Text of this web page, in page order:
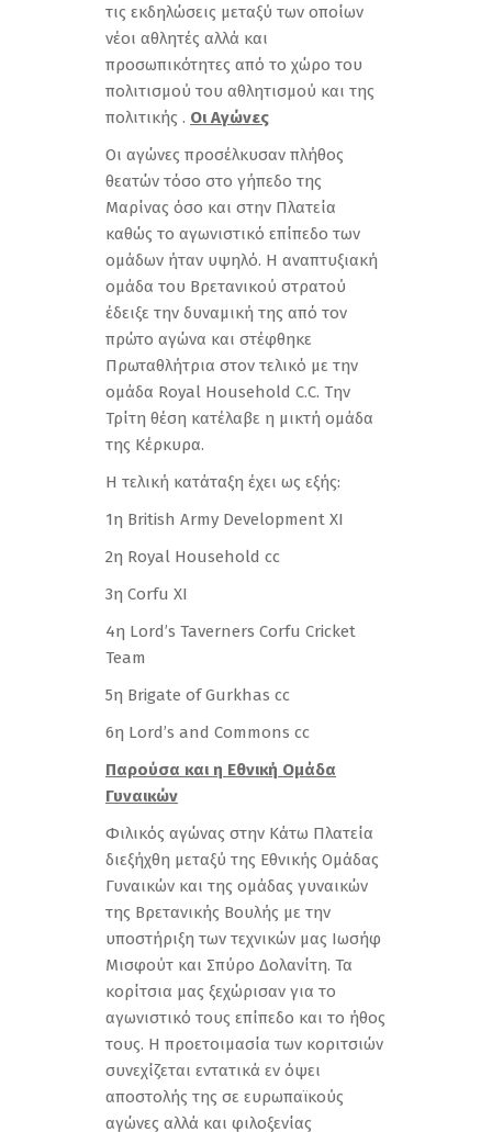
τις εκδηλώσεις μεταξύ των οποίων
νέοι αθλητές αλλά και
προσωπικότητες από το χώρο του
πολιτισμού του αθλητισμού και της
πολιτικής . Οι Αγώνες
Οι αγώνες προσέλκυσαν πλήθος
θεατών τόσο στο γήπεδο της
Μαρίνας όσο και στην Πλατεία
καθώς το αγωνιστικό επίπεδο των
ομάδων ήταν υψηλό. Η αναπτυξιακή
ομάδα του Βρετανικού στρατού
έδειξε την δυναμική της από τον
πρώτο αγώνα και στέφθηκε
Πρωταθλήτρια στον τελικό με την
ομάδα Royal Household C.C. Tην
Τρίτη θέση κατέλαβε η μικτή ομάδα
της Κέρκυρα.
Η τελική κατάταξη έχει ως εξής:
1η British Army Development XI
2η Royal Household cc
3η Corfu XI
4η Lord’s Taverners Corfu Cricket
Team
5η Brigate of Gurkhas cc
6η Lord’s and Commons cc
Παρούσα και η Εθνική Ομάδα
Γυναικών
Φιλικός αγώνας στην Κάτω Πλατεία
διεξήχθη μεταξύ της Εθνικής Ομάδας
Γυναικών και της ομάδας γυναικών
της Βρετανικής Βουλής με την
υποστήριξη των τεχνικών μας Ιωσήφ
Μισφούτ και Σπύρο Δολανίτη. Τα
κορίτσια μας ξεχώρισαν για το
αγωνιστικό τους επίπεδο και το ήθος
τους. Η προετοιμασία των κοριτσιών
συνεχίζεται εντατικά εν όψει
αποστολής της σε ευρωπαϊκούς
αγώνες αλλά και φιλοξενίας